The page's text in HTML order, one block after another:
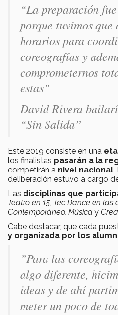
“La preparación
porque tuvimos
horarios para
coreografías y
comprometernos
estas”
David Rivera
“Sin Salida”
Este 2019 consiste en una
los finalistas pasarán a la
competirán a nivel nacional.
deliberación estuvo a cargo
Las disciplinas que
Teatro en 15, Tec Dance en las
Contemporáneo, Música y
Cabe destacar, que cada
y organizada por los
”Para las
algo diferente,
ideas y de ahí
meter un poco de